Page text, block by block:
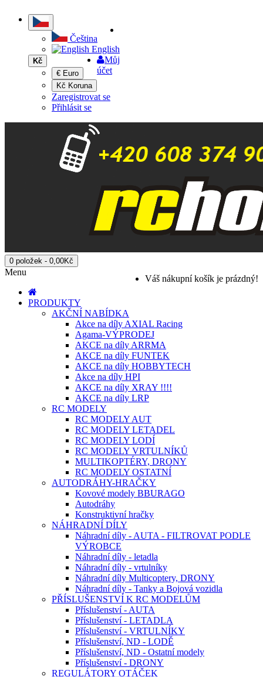
Čeština
English
Kč
€ Euro
Kč Koruna
Můj
účet
Zaregistrovat se
Přihlásit se
0 položek - 0,00Kč
Váš nákupní košík je prázdný!
Menu
PRODUKTY
AKČNÍ NABÍDKA
Akce na díly AXIAL Racing
Agama-VÝPRODEJ
AKCE na díly ARRMA
AKCE na díly FUNTEK
AKCE na díly HOBBYTECH
Akce na díly HPI
AKCE na díly XRAY !!!!
AKCE na díly LRP
RC MODELY
RC MODELY AUT
RC MODELY LETADEL
RC MODELY LODÍ
RC MODELY VRTULNÍKŮ
MULTIKOPTÉRY, DRONY
RC MODELY OSTATNÍ
AUTODRÁHY-HRAČKY
Kovové modely BBURAGO
Autodráhy
Konstruktivní hračky
NÁHRADNÍ DÍLY
Náhradní díly - AUTA - FILTROVAT PODLE
VÝROBCE
Náhradní díly - letadla
Náhradní díly - vrtulníky
Náhradní díly Multicoptery, DRONY
Náhradní díly - Tanky a Bojová vozidla
PŘÍSLUŠENSTVÍ K RC MODELŮM
Příslušenství - AUTA
Příslušenství - LETADLA
Příslušenství - VRTULNÍKY
Příslušenství, ND - LODĚ
Příslušenství, ND - Ostatní modely
Příslušenství - DRONY
REGULÁTORY OTÁČEK